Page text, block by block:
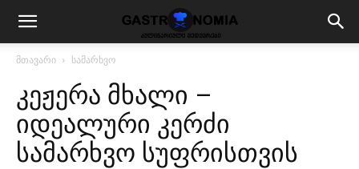
მთავარი სამარხვო
კეჟერა მხალი –
იდეალური კერძი
სამარხვო სუფრისთვის